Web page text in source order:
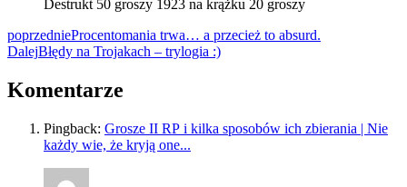
Destrukt 50 groszy 1923 na krążku 20 groszy
poprzednieProcentomania trwa… a przecież to absurd.
DalejBłędy na Trojakach – trylogia :)
Komentarze
Pingback: Grosze II RP i kilka sposobów ich zbierania | Nie
każdy wie, że kryją one...